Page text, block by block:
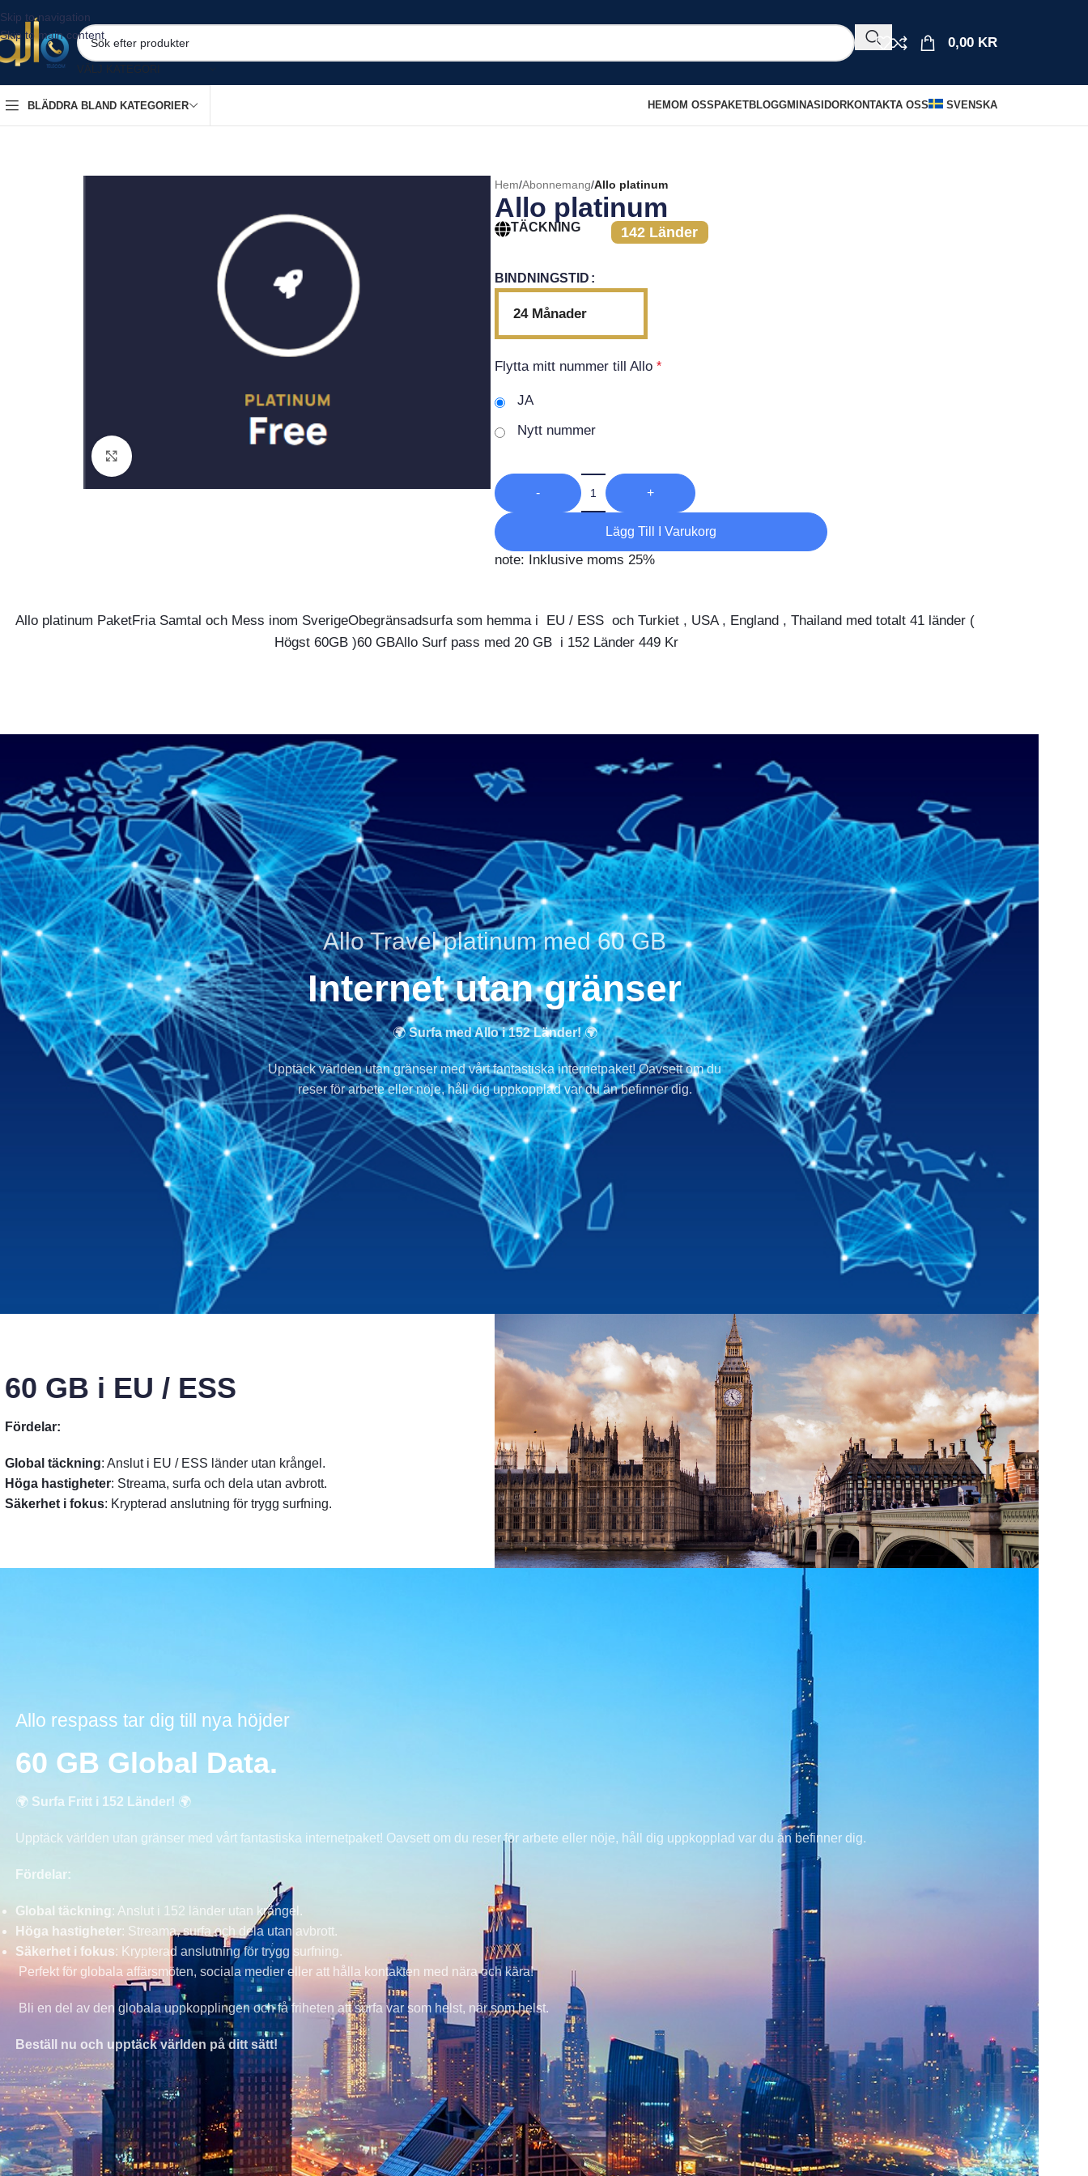
Skip to navigation
Skip to main content
VÄLJ KATEGORI
0,00 KR
BLÄDDRA BLAND KATEGORIER HEMOM OSS PAKETBLOGGMINASIDORKONTAKTA OSS SVENSKA
Hem/Abonnemang/Allo platinum
Allo platinum
TÄCKNING 142 Länder
BINDNINGSTID
24 Månader
Flytta mitt nummer till Allo *
JA
Nytt nummer
- +
Lägg Till I Varukorg
note: Inklusive moms 25%
Allo platinum PaketFria Samtal och Mess inom SverigeObegränsadsurfa som hemma i EU / ESS och Turkiet , USA , England , Thailand med totalt 41 länder (
Högst 60GB )60 GBAllo Surf pass med 20 GB i 152 Länder 449 Kr
Allo Travel platinum med 60 GB
Internet utan gränser
🌍Surfa med Allo i 152 Länder!🌍
Upptäck världen utan gränser med vårt fantastiska internetpaket! Oavsett om du
reser för arbete eller nöje, håll dig uppkopplad var du än befinner dig.
60 GB i EU / ESS
Fördelar:
Global täckning: Anslut i EU / ESS länder utan krångel.
Höga hastigheter: Streama, surfa och dela utan avbrott.
Säkerhet i fokus: Krypterad anslutning för trygg surfning.
Allo respass tar dig till nya höjder
60 GB Global Data.
🌍 Surfa Fritt i 152 Länder! 🌍
Upptäck världen utan gränser med vårt fantastiska internetpaket! Oavsett om du reser för arbete eller nöje, håll dig uppkopplad var du än befinner dig.
Fördelar:
Global täckning : Anslut i 152 länder utan krångel.
Höga hastigheter: Streama, surfa och dela utan avbrott.
Säkerhet i fokus: Krypterad anslutning för trygg surfning.
Perfekt för globala affärsmöten, sociala medier eller att hålla kontakten med nära och kära!
Bli en del av den globala uppkopplingen och få friheten att surfa var som helst, när som helst.
Beställ nu och upptäck världen på ditt sätt!